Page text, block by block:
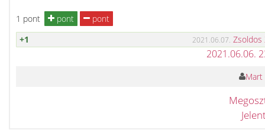
1 pont pont
pont
+1
2021.06.07. Zsoldos
2021.06.06.
Mart